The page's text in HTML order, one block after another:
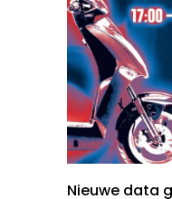
Nieuwe data